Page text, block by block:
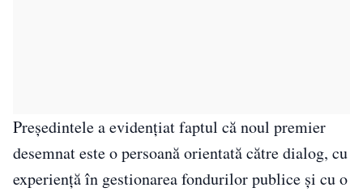
Președintele a evidențiat faptul că noul premier
desemnat este o persoană orientată către dialog, cu
experiență în gestionarea fondurilor publice și cu o